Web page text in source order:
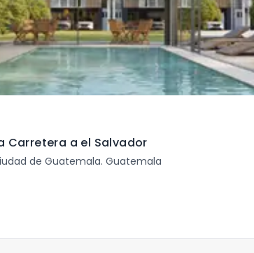
Carretera a el Salvador
de Guatemala. Guatemala